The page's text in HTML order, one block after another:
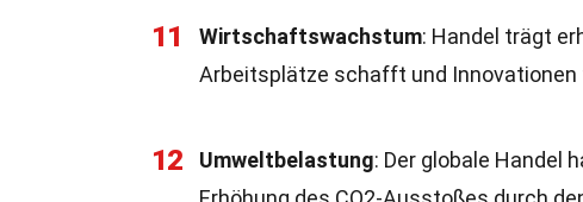
11 Wirtschaftswachstum: Handel trägt
Arbeitsplätze schafft und Innovationen
12 Umweltbelastung: Der globale Handel